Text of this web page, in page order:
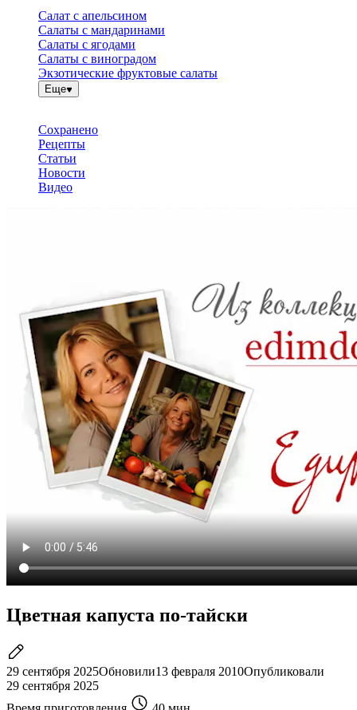
Салат с апельсином
Салаты с мандаринами
Салаты с ягодами
Салаты с виноградом
Экзотические фруктовые салаты
Еще
Сохранено
Рецепты
Статьи
Новости
Видео
Цветная капуста по-тайски
29 сентября 2025Обновили13 февраля 2010Опубликовали
29 сентября 2025